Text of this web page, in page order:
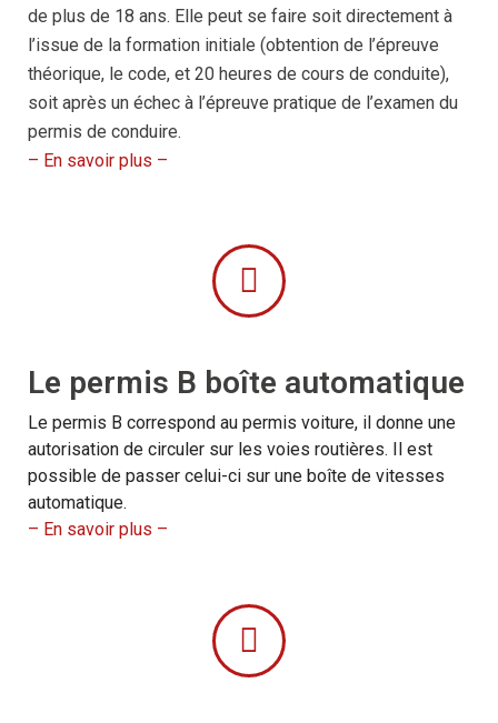
de plus de 18 ans. Elle peut se faire soit directement à
l’issue de la formation initiale (obtention de l’épreuve
théorique, le code, et 20 heures de cours de conduite),
soit après un échec à l’épreuve pratique de l’examen du
permis de conduire.
– En savoir plus –
Le permis B boîte automatique
Le permis B correspond au permis voiture, il donne une
autorisation de circuler sur les voies routières. Il est
possible de passer celui-ci sur une boîte de vitesses
automatique.
– En savoir plus –